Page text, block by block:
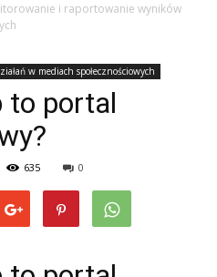
i raportowanie wyników
w mediach społecznościowych
to portal
635 0